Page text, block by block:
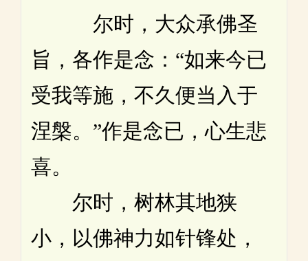
尔时，大众承佛圣
旨，各作是念：“如来今已
受我等施，不久便当入于
涅槃。”作是念已，心生悲
喜。
尔时，树林其地狭
小，以佛神力如针锋处，